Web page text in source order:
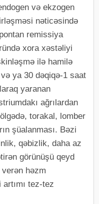
və ekzogen
nəticəsində
remissiya
xora xəstəliyi
ilə hamilə
ya 30 dəqiqə-1 saat
yaranan
ağrılardan
torakal, lomber
şüalanması. Bəzi
qəbizlik, daha az
görünüşü qeyd
həzm
tez-tez